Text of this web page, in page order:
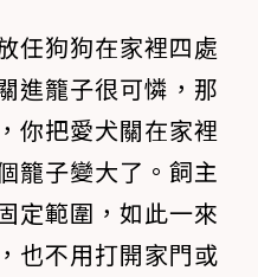
任狗狗在家裡四處
進籠子很可憐，那
你把愛犬關在家裡
籠子變大了。飼主
定範圍，如此一來
也不用打開家門或